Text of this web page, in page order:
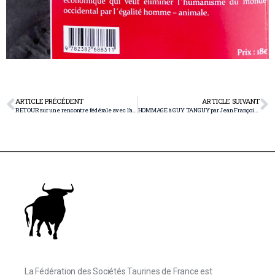
ARTICLE PRÉCÉDENT
RETOUR sur une rencontre fédérale avec l’association des Banderilleros et Picadors français
ARTICLE SUIVANT
HOMMAGE à GUY TANGUY par Jean François Coste
La Fédération des Sociétés Taurines de France est